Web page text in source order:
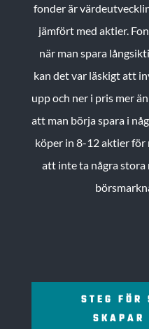
fonder är
jämfört med aktier.
när man spara
kan det var läskigt att
upp och ner i pris mer
att man börja spara i
köper in 8-12 aktier
att inte ta några stora
STEG FÖR
SKAPAR